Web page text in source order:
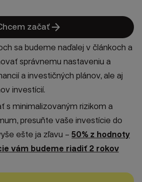
začaťarrow_forward
sa budeme naďalej v článkoch a
správnemu nastaveniu a
a investičných plánov, ale aj
investícií.
s minimalizovaným rizikom a
presuňte vaše investície do
ešte ja zľavu – 50% z hodnoty
vám budeme riadiť 2 rokov